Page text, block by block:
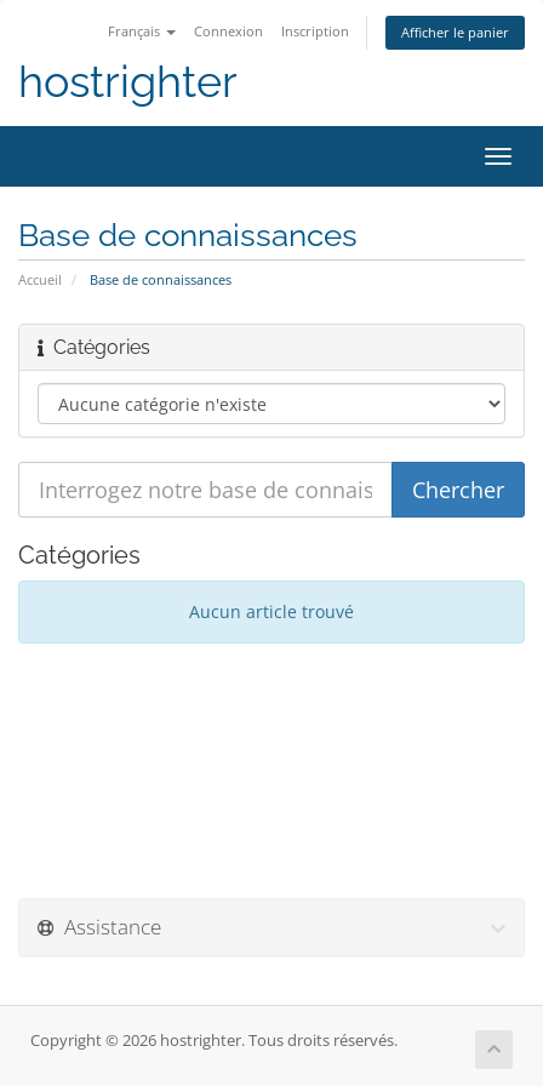
Français Connexion Inscription Afficher le panier
hostrighter
la
Base de connaissances
Accueil Base de connaissances
Catégories
Catégories
Aucun article trouvé
Assistance
Copyright © 2026 hostrighter. Tous droits réservés.